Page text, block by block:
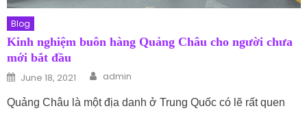
Blog
Kinh nghiệm buôn hàng Quảng Châu cho người chưa
mới bắt đầu
Posted on
June 18, 2021 Author
admin
Quảng Châu là một địa danh ở Trung Quốc có lẽ rất quen